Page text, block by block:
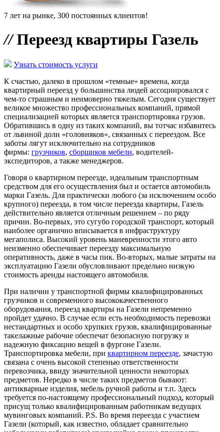
7 лет на рынке, 300 постоянных клиентов!
//Переезд квартиры Газель
Узнать стоимость услуги
К счастью, далеко в прошлом «темные» времена, когда
квартирный переезд у большинства людей ассоциировался с
чем-то страшным и неимоверно тяжелым. Сегодня существует
великое множество профессиональных компаний, прямой
специализацией которых является транспортировка грузов.
Обратившись в одну из таких компаний, вы тотчас избавитесь
от львиной доли «головняков», связанных с переездом. Все
заботы лягут исключительно на сотрудников
фирмы: грузчиков, сборщиков мебели, водителей-
экспедиторов, а также менеджеров.
Говоря о квартирном переезде, идеальным транспортным
средством для его осуществления был и остается автомобиль
марки Газель. Для практически любого (за исключением особо
крупного) переезда, в том числе переезда квартиры, Газель
действительно является отличным решением – по ряду
причин. Во-первых, это сугубо городской транспорт, который
наиболее органично вписывается в инфраструктуру
мегаполиса. Высокий уровень маневренности этого авто
неизменно обеспечивает переезду максимальную
оперативность, даже в часы пик. Во-вторых, малые затраты на
эксплуатацию Газели обусловливают предельно низкую
стоимость аренды настоящего автомобиля.
При наличии у транспортной фирмы квалифицированных
грузчиков и современного высококачественного
оборудования, переезд квартиры на Газели непременно
пройдет удачно. В случае если есть необходимость перевозки
нестандартных и особо хрупких грузов, квалифицированные
такелажные рабочие обеспечат безопасную погрузку и
надежную фиксацию вещей в фургоне Газели.
Транспортировка мебели, при квартирном переезде, зачастую
связана с очень высокой степенью ответственности
перевозчика, ввиду значительной ценности некоторых
предметов. Нередко в числе таких предметов бывают:
антикварные изделия, мебель ручной работы и т.п. Здесь
требуется по-настоящему профессиональный подход, который
присущ только квалифицированным работникам ведущих
мувинговых компаний. P.S. Во время переезда с участием
Газели (который, как известно, обладает сравнительно